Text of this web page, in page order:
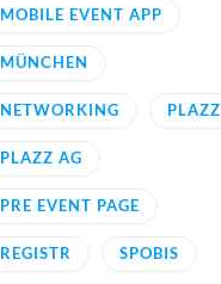
MOBILE EVENT APP
MÜNCHEN
NETWORKING PLAZZ
PLAZZ AG
PRE EVENT PAGE
REGISTR SPOBIS